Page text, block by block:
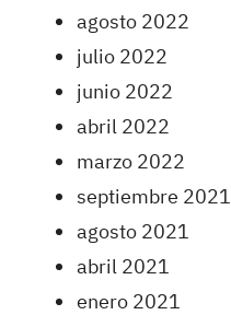
agosto 2022
julio 2022
junio 2022
abril 2022
marzo 2022
septiembre 2021
agosto 2021
abril 2021
enero 2021